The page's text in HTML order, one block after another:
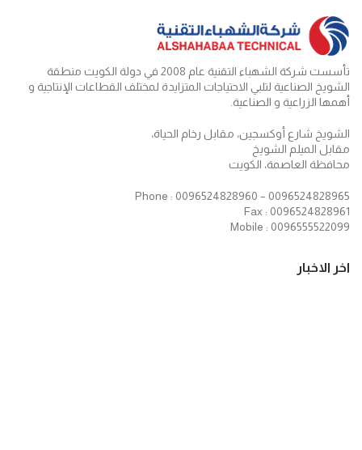
تأسست شركة الشهباء التقنية عام 2008 في دولة الكويت منطقة
الشويخ الصناعية لتلبي الاحتياجات المتزايدة لمختلف القطاعات الإنتاجية و
أهمها الزراعية و الصناعية.
الشويخ شارع أوكسجين، مقابل رخام الحياة،
مقابل الميلم الشويخ
محافظة العاصمة، الكويت
Phone : 0096524828960 – 0096524828965
Fax : 0096524828961
Mobile : 0096555522099
اخر الاخبار